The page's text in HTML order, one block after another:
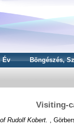
Év Böngészés,
Visiting-
Rudolf Kobert. ,